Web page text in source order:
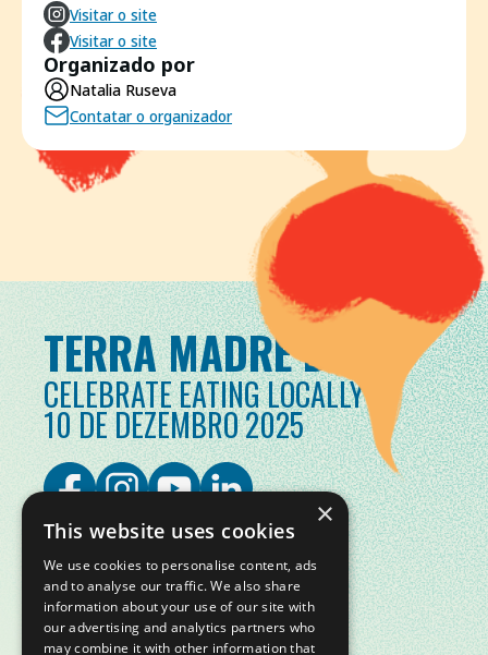
Visitar o site
Visitar o site
Organizado por
Natalia Ruseva
Contatar o organizador
TERRA MADRE DAY
CELEBRATE EATING LOCALLY
10 DE DEZEMBRO 2025
×
This website uses cookies
We use cookies to personalise content, ads
and to analyse our traffic. We also share
information about your use of our site with
our advertising and analytics partners who
may combine it with other information that